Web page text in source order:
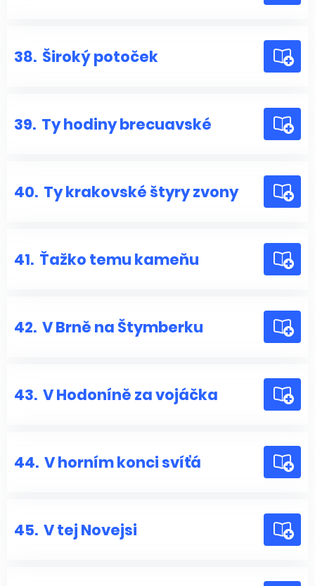
38. Široký potoček
39. Ty hodiny brecuavské
40. Ty krakovské štyry zvony
41. Ťažko temu kameňu
42. V Brně na Štymberku
43. V Hodoníně za vojáčka
44. V horním konci svíťá
45. V tej Novejsi